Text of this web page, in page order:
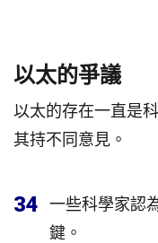
以太的爭議
以太的存在一直是
其持不同意見。
34
一些科學家認
鍵。